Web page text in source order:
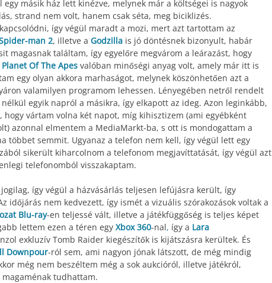
másik ház lett kinézve, melynek már a költségei is nagyok
strand nem volt, hanem csak séta, meg biciklizés.
így végül maradt a mozi, mert azt tartottam az
man 2, illetve a Godzilla is jó döntésnek bizonyult, habár
magasnak találtam, így egyelőre megvárom a leárazást, hogy
Of The Apes valóban minőségi anyag volt, amely már itt is
egy olyan akkora marhaságot, melynek köszönhetően azt a
valamilyen programom lehessen. Lényegében netről rendelt
egyik napról a másikra, így elkapott az ideg. Azon leginkább,
vártam volna két napot, míg kihisztizem (ami egyébként
azonnal elmentem a MediaMarkt-ba, s ott is mondogattam a
többet semmit. Ugyanaz a telefon nem kell, így végül lett egy
sikerült kiharcolnom a telefonom megjavíttatását, így végül azt
telefonomból visszakaptam.
így végül a házvásárlás teljesen lefújásra került, így
időjárás nem kedvezett, így ismét a vizuális szórakozások voltak a
Blu-ray-en teljessé vált, illetve a játékfüggőség is teljes képet
lettem ezen a téren egy Xbox 360-nal, így a Lara
exkluzív Tomb Raider kiegészítők is kijátszásra kerültek. És
Downpour-ról sem, ami nagyon jónak látszott, de még mindig
még nem beszéltem még a sok aukcióról, illetve játékról,
tudhattam.